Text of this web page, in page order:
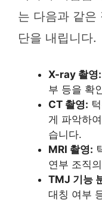
는 다음과 같은
단을 내립니다.
X-ray 촬영:
부 등을 확
CT 촬영:
게 파악하
습니다.
MRI 촬영:
연부 조직
TMJ 기능
대칭 여부